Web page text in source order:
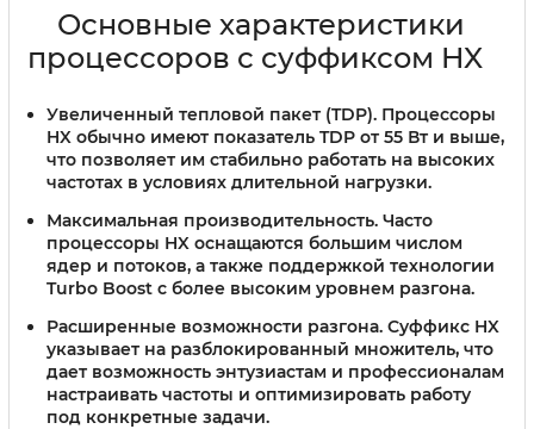
Основные характеристики
процессоров с суффиксом HX
Увеличенный тепловой пакет (TDP). Процессоры
HX обычно имеют показатель TDP от 55 Вт и выше,
что позволяет им стабильно работать на высоких
частотах в условиях длительной нагрузки.
Максимальная производительность. Часто
процессоры HX оснащаются большим числом
ядер и потоков, а также поддержкой технологии
Turbo Boost с более высоким уровнем разгона.
Расширенные возможности разгона. Суффикс HX
указывает на разблокированный множитель, что
дает возможность энтузиастам и профессионалам
настраивать частоты и оптимизировать работу
под конкретные задачи.